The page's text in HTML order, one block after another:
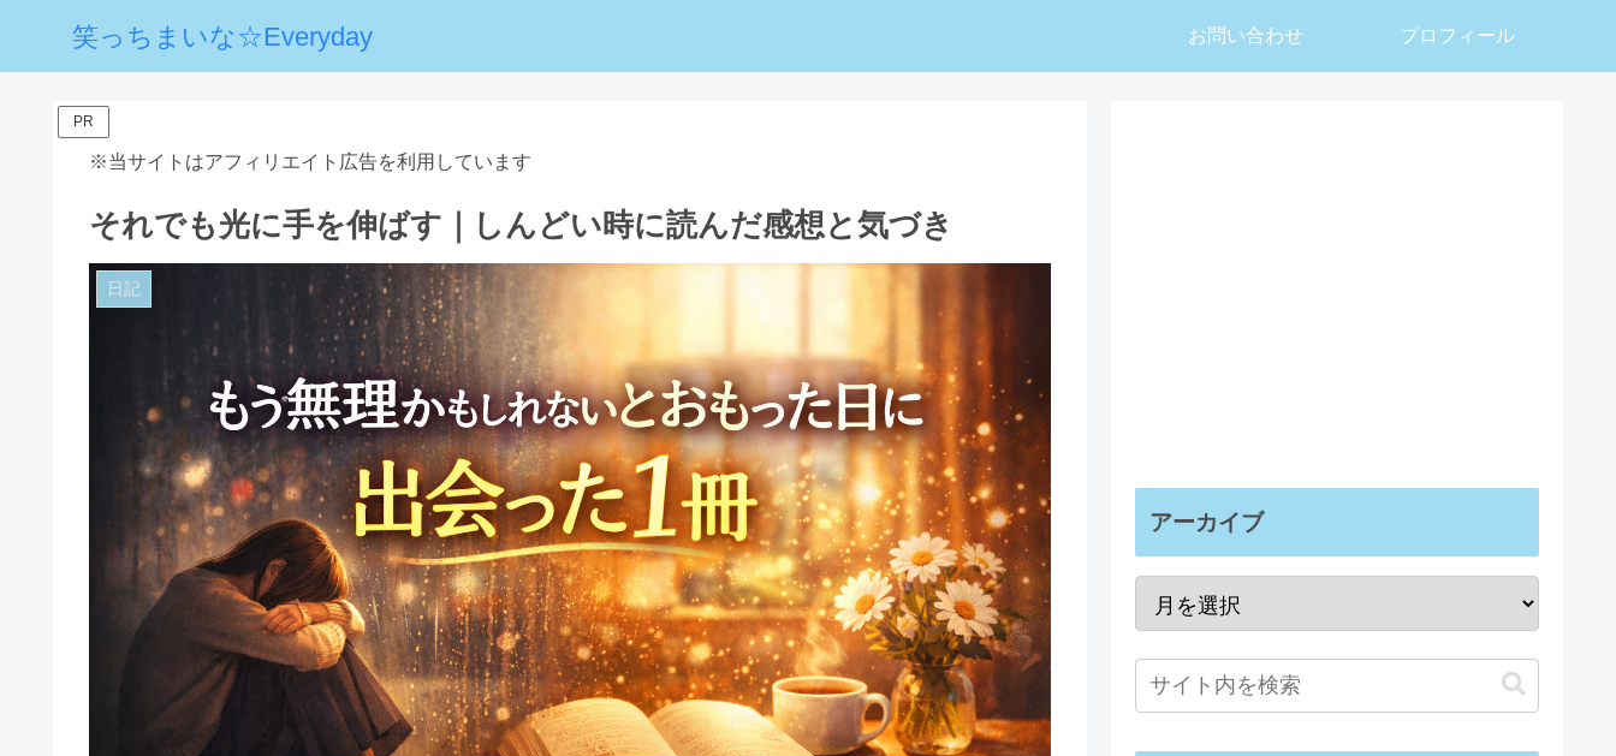
笑っちまいな☆Everyday お問い合わせ プロフィール
PR
※当サイトはアフィリエイト広告を利用しています
それでも光に手を伸ばす｜しんどい時に読んだ感想と気づき
日記
アーカイブ